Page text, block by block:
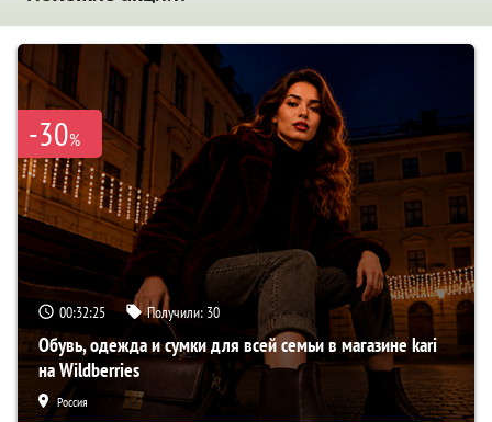
-30%
00:32:24 Получили: 30
Обувь, одежда и сумки для всей семьи в магазине kari
на Wildberries
Россия